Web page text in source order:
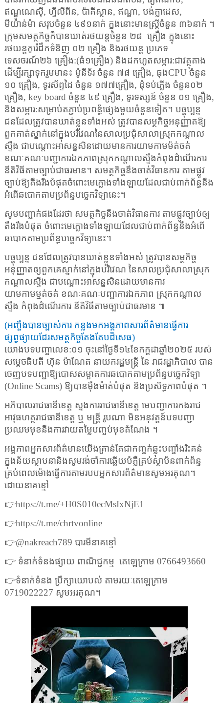
ឥណ្ឌូណេស៊ី, ហ្វីលីពីន, ប៉ាគីស្ថាន, ឥណ្ឌា, បង់ក្លាដេស,
មីយ៉ាន់ម៉ា សរុបចំនួន ៤៩១នាក់ ក្នុងនោះមានស្ត្រីចំនួន ៣៦នាក់ ។
ក្រុមសមត្ថកិច្ចក៏បានឃាត់រថយន្តចំនួន ២៨ គ្រឿង ក្នុងនោះ
រថយន្តកូរ៉េដឹកទំនិញ ០២ គ្រឿង និងរថយន្ត ប្រភេទ
ទេសចរណ៍២៦ គ្រឿង:(ធំ១គ្រឿង) និងដកហូតសម្ភារ:ជាវត្ថុតាង
ដើម្បីរក្សាទុករួមមាន៖ ម៉ូនីទ័រ ចំនួន ៧៨ គ្រឿង, ធុងCPUចំនួន
១០ គ្រឿង, ទូរស័ព្ទដៃ ចំនួន ១៧៧គ្រឿង, ដុំទប់ភ្លើង ចំនួន០២
គ្រឿង, key board ចំនួន ៤៩ គ្រឿង, ទូរទស្សន៍ ចំនួន ០១ គ្រឿង,
និងសម្ភារ:សម្រាប់តភ្ជាប់ប្រពន្ធ័ផ្សេងមួយចំនួនទៀត។ បច្ចុប្បន្ន
ជនដែលត្រូវបានឃាត់ខ្លួនទាំងអស់ ត្រូវបានសម្ថកិច្ចអនុញ្ញាតឱ្យ
ពួកគាត់ស្នាក់នៅក្នុងបរិវេណនៃសាលប្រជុំសាលាស្រុកកណ្តាល
ស្ទឹង ជាបណ្តោះអាសន្នសិនដោយមានការយាមកាមម៉ត់ចត់
ខណៈគណៈបញ្ជាការឯកភាពស្រុកកណ្តាលស្ទឹងកំពុងដំណើរការ
នីតិវិធីតាមច្បាប់ជាធរមាន។ សមត្ថកិច្ចនឹងចាត់វិធានការ តាមផ្លូវ
ច្បាប់ឱ្យតឹងរឹងបំផុតចំពោះមេក្លោងទាំងឡាយដែលជាប់ពាក់ព័ន្ធនឹង
អំពើឆបោកតាមប្រព័ន្ធបច្ចេកវិទ្យានេះ។
សូមបញ្ជាក់ផងដែរថា សមត្ថកិច្ចនឹងចាត់វិធានការ តាមផ្លូវច្បាប់ឲ្យ
តឹងរឹងបំផុត ចំពោះមេក្លោងទាំងឡាយដែលជាប់ពាក់ព័ន្ធនឹងអំពើ
ឆបោកតាមប្រព័ន្ធបច្ចេកវិទ្យានេះ។
បច្ចុប្បន្ន ជនដែលត្រូវបានឃាត់ខ្លួនទាំងអស់ ត្រូវបានសម្ថកិច្ច
អនុញ្ញាតឲ្យពួកគេស្នាក់នៅក្នុងបរិវេណ នៃសាលប្រជុំសាលាស្រុក
កណ្តាលស្ទឹង ជាបណ្តោះអាសន្នសិនដោយមានការ
យាមកាមម្មត់ចត់ ខណៈគណៈបញ្ជាការឯកភាព ស្រុកកណ្តាល
ស្ទឹង កំពុងដំណើរការ នីតិវិធីតាមច្បាប់ជាធរមាន ៕
(អញ្ចឹងបានច្បាស់ការ កន្លងមកអង្គភាពសារព័ត៌មានធ្វើការ
ផ្សព្វផ្សាយដែរសមត្ថកិច្ចតែងតែបដិសេធ)
យោងបទបញ្ចាលេខ:០១ ចុះនៅថ្ងៃទី១៤ខែកក្តដាឆ្នាំ២០២៥ របស់
សម្ដេចធិបតី ហ៊ុន ម៉ាណែត នាយករដ្ឋមន្ត្រី នៃ រាជរដ្ឋាភិបាល បាន
ចេញបទបញ្ជាឱ្យបោសសម្អាតការឆបោកតាមប្រព័ន្ធបច្ចេកវិទ្យា
(Online Scams) ឱ្យបានម៉ឺងម៉ាត់បំផុត និងប្រសិទ្ធភាពបំផុត ។
អភិបាលរាជធានីខេត្ត ស្នងការរាជធានីខេត្ត មេបញ្ជាការកងរាជ
អាវុធហត្ថរាជធានីខេត្ត ឬ មន្ត្រី រូបណា មិនអនុវត្តន៍បទបញ្ជា
ប្រឈមមុខនឹងការវាយតម្លៃបញ្ចប់មុខតំណែង ។
អង្គភាពអ្នកសារព័ត៌មានយើងគ្រាន់តែជាកញ្ចក់ឆ្លុះបញ្ចាំងរិះគន់
ក្នុងន័យស្ថាបនានិងសូមរង់ចាំការឆ្លើយបំភ្លឺគ្រប់ស្ថាប័នពាក់ព័ន្ធ
គ្រប់ពេលម៉ោងធ្វើការតាមរបបអ្នកសារព័ត៌មានសូមអរគុណ។
ដោយនាគខ្មៅ
👉https://t.me/+H0S010ecMsIxNjE1
👉https://t.me/chrtvonline
👉@nakreach789 បារមីនាគខ្មៅ
👉 ទំនាក់ទំនងផ្សាយ ពាណិជ្ជកម្ម តេឡេក្រាម 0766493660
👉ទំនាក់ទំនង ប្រឹក្សាយោបល់ តាមរយៈតេឡេក្រាម
0719022227 សូមអរគុណ។